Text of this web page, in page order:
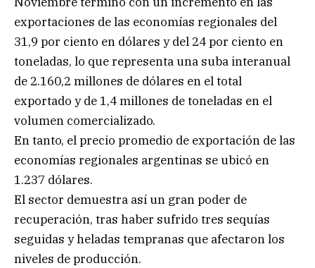
exportaciones de las economías regionales del
31,9 por ciento en dólares y del 24 por ciento en
toneladas, lo que representa una suba interanual
de 2.160,2 millones de dólares en el total
exportado y de 1,4 millones de toneladas en el
volumen comercializado.
En tanto, el precio promedio de exportación de las
economías regionales argentinas se ubicó en
1.237 dólares.
El sector demuestra así un gran poder de
recuperación, tras haber sufrido tres sequías
seguidas y heladas tempranas que afectaron los
niveles de producción.